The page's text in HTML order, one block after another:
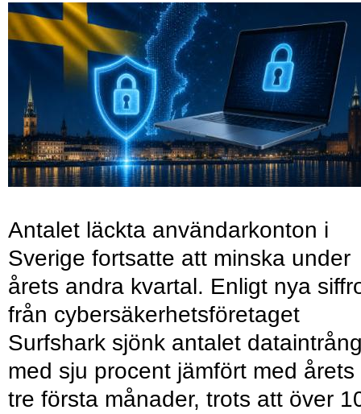
Antalet läckta användarkonton i
Sverige fortsatte att minska under
årets andra kvartal. Enligt nya
från cybersäkerhetsföretaget
Surfshark sjönk antalet
med sju procent jämfört med årets
tre första månader, trots att över